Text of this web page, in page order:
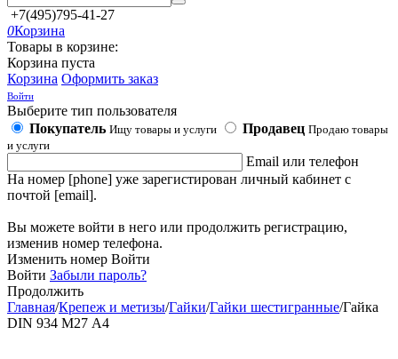
+7(495)795-41-27
0Корзина
Товары в корзине:
Корзина пуста
Корзина Оформить заказ
Войти
Выберите тип пользователя
Покупатель Ищу товары и услуги Продавец Продаю товары
и услуги
Email или телефон
На номер [phone] уже зарегистирован личный кабинет с
почтой [email].
Вы можете войти в него или продолжить регистрацию,
изменив номер телефона.
Изменить номер Войти
Войти Забыли пароль?
Продолжить
Главная/Крепеж и метизы/Гайки/Гайки шестигранные/Гайка
DIN 934 М27 А4